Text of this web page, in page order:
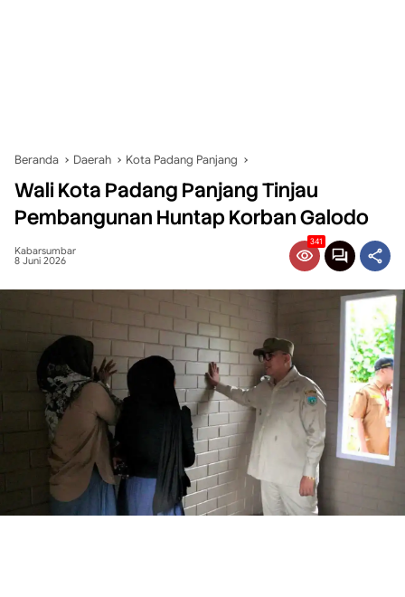
Beranda Daerah Kota Padang Panjang
Wali Kota Padang Panjang Tinjau
Pembangunan Huntap Korban Galodo
Kabarsumbar
8 Juni 2026
341